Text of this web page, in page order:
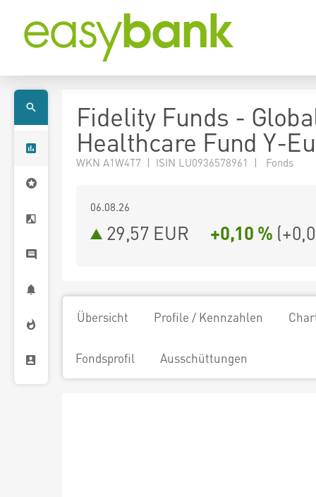
Fidelity Funds -
Healthcare Fund Y-
WKN A1W4T7 | ISIN LU0936578961 | Fonds
06.08.26
29,57 EUR +0,10 % (
Übersicht Profile / Kennzahlen
Fondsprofil Ausschüttungen